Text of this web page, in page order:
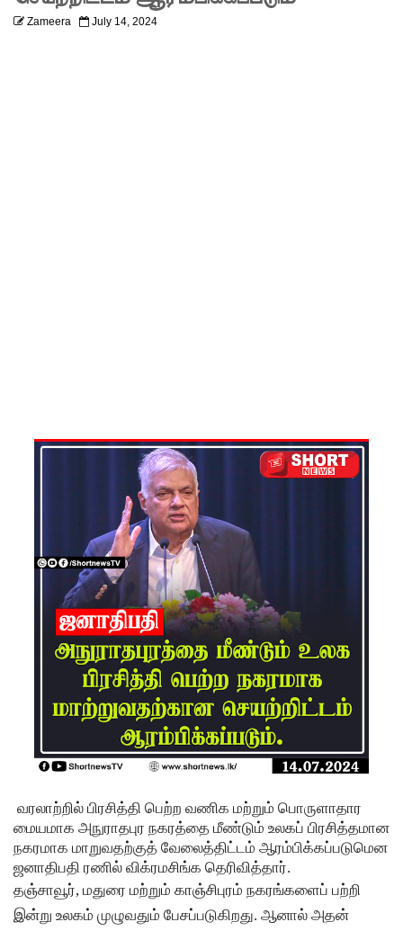
களும்
மாகாணத்
தின் புதிய
ஆளுநர்
பதவியேற்
எதிர்க்கட்
தலைவ
ரைச்
சந்தித்தார்
இந்திய
வெளியுற
வுச்
Zameera July 14, 2024
வரலாற்றில் பிரசித்தி பெற்ற வணிக மற்றும் பொருளாதார
மையமாக அநுராதபுர நகரத்தை மீண்டும் உலகப் பிரசித்தமான
நகரமாக மாறுவதற்குத் வேலைத்திட்டம் ஆரம்பிக்கப்படுமென
ஜனாதிபதி ரணில் விக்ரமசிங்க தெரிவித்தார்.
தஞ்சாவூர், மதுரை மற்றும் காஞ்சிபுரம் நகரங்களைப் பற்றி
இன்று உலகம் முழுவதும் பேசப்படுகிறது. ஆனால் அதன்